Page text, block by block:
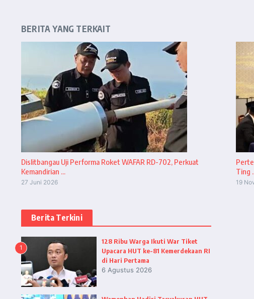
BERITA YANG TERKAIT
Dislitbangau Uji Performa Roket WAFAR RD-702, Perkuat
Kemandirian ...
27 Juni 2026
Ting
19
Berita Terkini
1
128 Ribu Warga Ikuti War Tiket
Upacara HUT ke-81 Kemerdekaan RI
di Hari Pertama
6 Agustus 2026